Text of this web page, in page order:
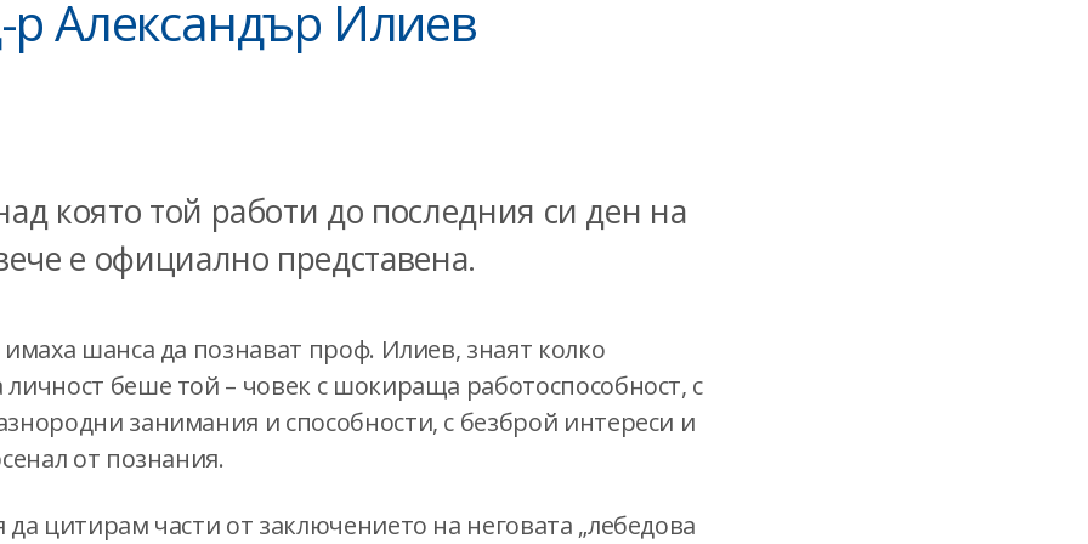
Александър Илиев
която той работи до последния си ден на
е официално представена.
шанса да познават проф. Илиев, знаят колко
беше той – човек с шокираща работоспособност, с
занимания и способности, с безброй интереси и
от познания.
цитирам части от заключението на неговата „лебедова